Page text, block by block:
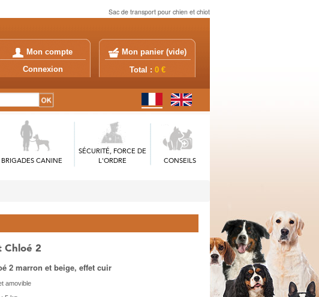
Sac de transport pour chien et chiot
Mon compte
Connexion
Mon panier (vide)
Total : 0 €
BRIGADES CANINE
SÉCURITÉ, FORCE DE
L'ORDRE
CONSEILS
Chloé 2
2 marron et beige, effet cuir
amovible